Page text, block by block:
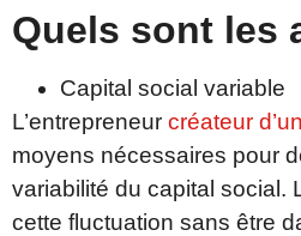
Quels sont les
Capital social variable
L’entrepreneur créateur
moyens nécessaires pour
variabilité du capital social.
cette fluctuation sans être